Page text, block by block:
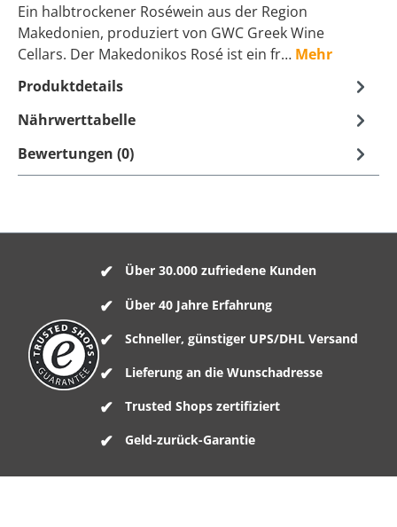
Ein halbtrockener Roséwein aus der Region
Makedonien, produziert von GWC Greek Wine
Cellars. Der Makedonikos Rosé ist ein fr… Mehr
Produktdetails
Nährwerttabelle
Bewertungen (0)
Über 30.000 zufriedene Kunden
Über 40 Jahre Erfahrung
Schneller, günstiger UPS/DHL Versand
Lieferung an die Wunschadresse
Trusted Shops zertifiziert
Geld-zurück-Garantie